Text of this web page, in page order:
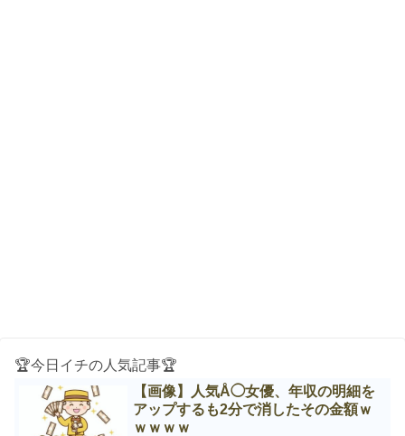
🏆今日イチの人気記事🏆
【画像】人気Å◯女優、年収の明細を
アップするも2分で消したその金額ｗ
ｗｗｗｗ